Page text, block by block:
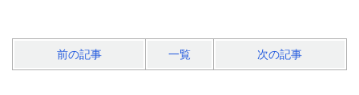
前の記事 一覧 次の記事